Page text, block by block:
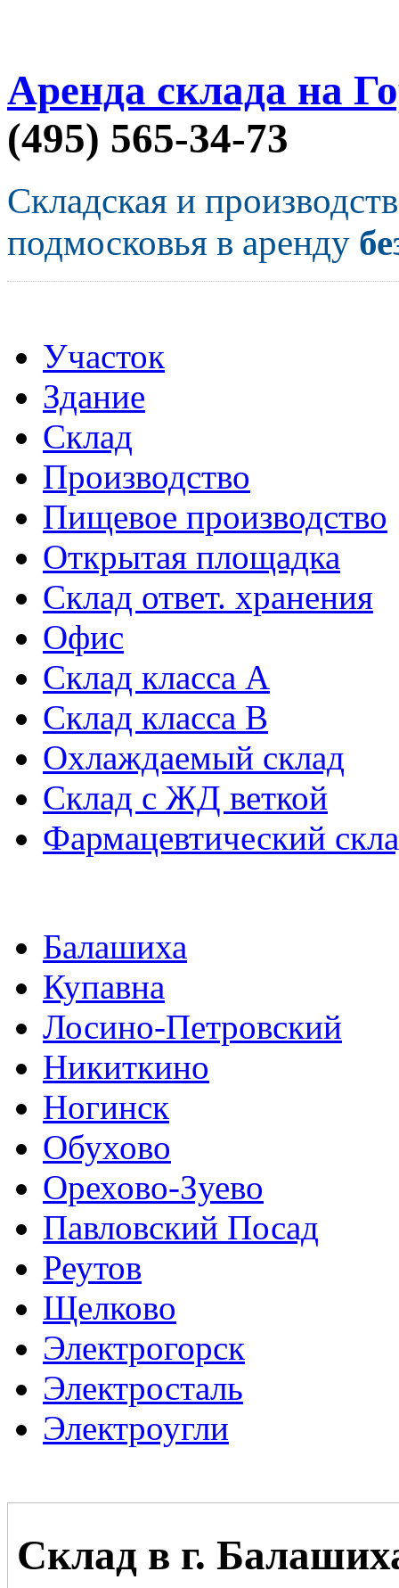
Аренда склада на
(495) 565-34-73
Складская и
подмосковья в аренду
Участок
Здание
Склад
Производство
Пищевое производство
Открытая площадка
Склад ответ. хранения
Офис
Склад класса A
Склад класса B
Охлаждаемый склад
Склад с ЖД веткой
Фармацевтический
Балашиха
Купавна
Лосино-Петровский
Никиткино
Ногинск
Обухово
Орехово-Зуево
Павловский Посад
Реутов
Щелково
Электрогорск
Электросталь
Электроугли
Склад в г.